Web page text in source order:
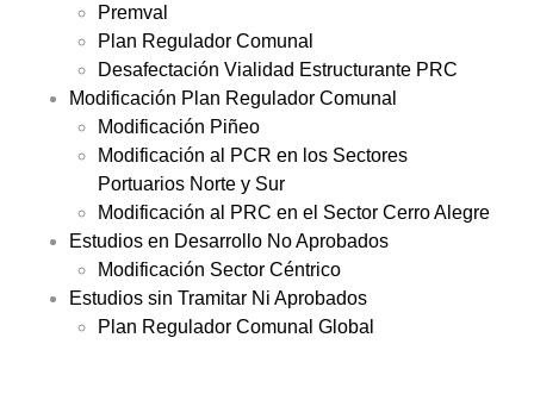
Premval
Plan Regulador Comunal
Desafectación Vialidad Estructurante PRC
Modificación Plan Regulador Comunal
Modificación Piñeo
Modificación al PCR en los Sectores
Portuarios Norte y Sur
Modificación al PRC en el Sector Cerro Alegre
Estudios en Desarrollo No Aprobados
Modificación Sector Céntrico
Estudios sin Tramitar Ni Aprobados
Plan Regulador Comunal Global